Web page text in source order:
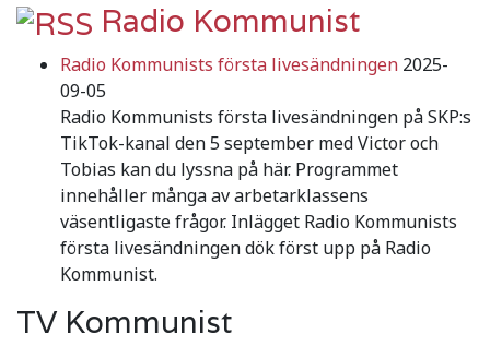
Radio Kommunist
Radio Kommunists första livesändningen 2025-
09-05
Radio Kommunists första livesändningen på SKP:s
TikTok-kanal den 5 september med Victor och
Tobias kan du lyssna på här. Programmet
innehåller många av arbetarklassens
väsentligaste frågor. Inlägget Radio Kommunists
första livesändningen dök först upp på Radio
Kommunist.
TV Kommunist